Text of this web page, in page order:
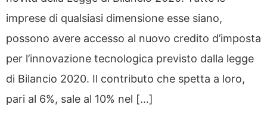
imprese di qualsiasi dimensione esse siano,
possono avere accesso al nuovo credito d’imposta
per l’innovazione tecnologica previsto dalla legge
di Bilancio 2020. Il contributo che spetta a loro,
pari al 6%, sale al 10% nel […]